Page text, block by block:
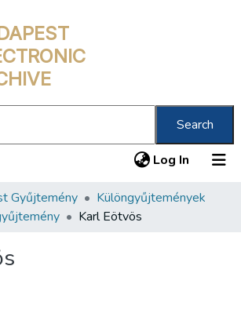
Search
Log In (current)
Gyűjtemény
Különgyűjtemények
Karl Eötvös